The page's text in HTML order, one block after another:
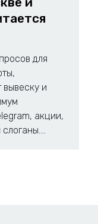
для
вывеску и
акции,